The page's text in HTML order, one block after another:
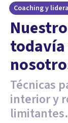
Coaching y
Técnicas
interior y
limitantes.